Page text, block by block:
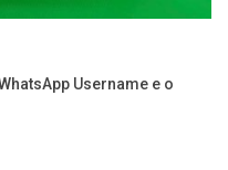
Username e o